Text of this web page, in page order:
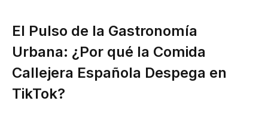
El Pulso de la Gastronomía
Urbana: ¿Por qué la Comida
Callejera Española Despega en
TikTok?